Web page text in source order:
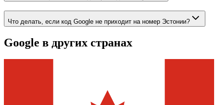
Что делать, если код Google не приходит на номер Эстонии?
Google в других странах